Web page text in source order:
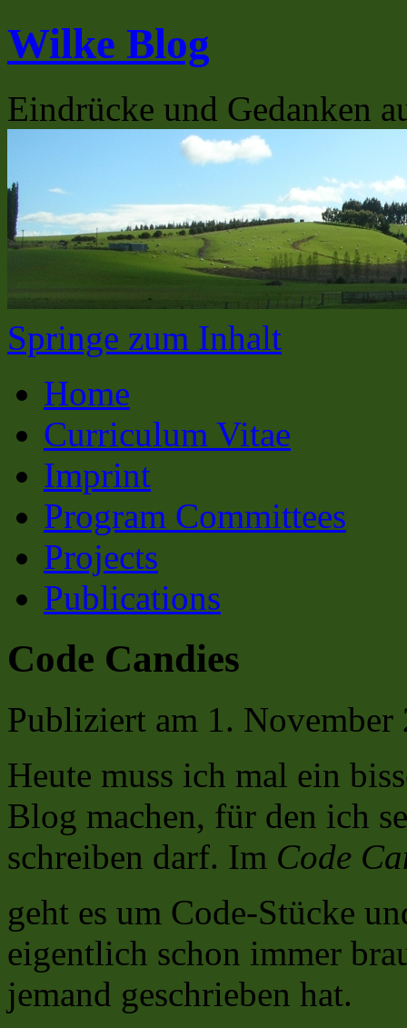
Wilke Blog
Eindrücke und Gedanken
Springe zum Inhalt
Home
Curriculum Vitae
Imprint
Program Committees
Projects
Publications
Code Candies
Publiziert am 1. November
Heute muss ich mal ein
Blog machen, für den ich
schreiben darf. Im Code
geht es um Code-Stücke
eigentlich schon immer
jemand geschrieben hat.